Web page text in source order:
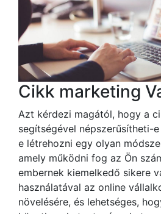
Cikk marketing
Azt kérdezi magától, hogy a
segítségével népszerűsítheti-
e létrehozni egy olyan
amely működni fog az Ön
embernek kiemelkedő sikere
használatával az online
növelésére, és lehetséges,